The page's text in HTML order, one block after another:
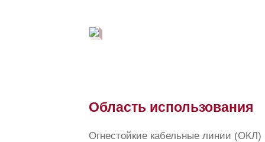
Область использования
Огнестойкие кабельные линии